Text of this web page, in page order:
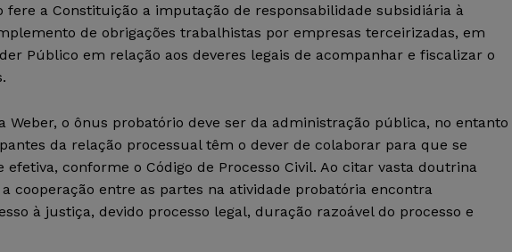
a Constituição a imputação de responsabilidade subsidiária à
de obrigações trabalhistas por empresas terceirizadas, em
Público em relação aos deveres legais de acompanhar e fiscalizar o
Weber, o ônus probatório deve ser da administração pública, no entanto
da relação processual têm o dever de colaborar para que se
conforme o Código de Processo Civil. Ao citar vasta doutrina
cooperação entre as partes na atividade probatória encontra
à justiça, devido processo legal, duração razoável do processo e